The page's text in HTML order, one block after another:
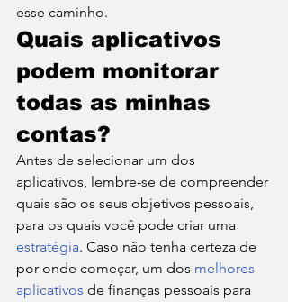
esse caminho.
Quais aplicativos
podem monitorar
todas as minhas
contas?
Antes de selecionar um dos
aplicativos, lembre-se de compreender
quais são os seus objetivos pessoais,
para os quais você pode criar uma
estratégia. Caso não tenha certeza de
por onde começar, um dos melhores
aplicativos de finanças pessoais para